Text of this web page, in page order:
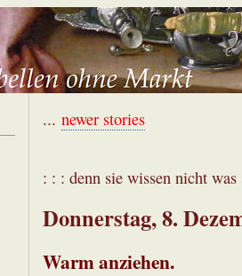
... newer stories
: : : denn sie wissen nicht
Donnerstag, 8.
Warm anziehen.